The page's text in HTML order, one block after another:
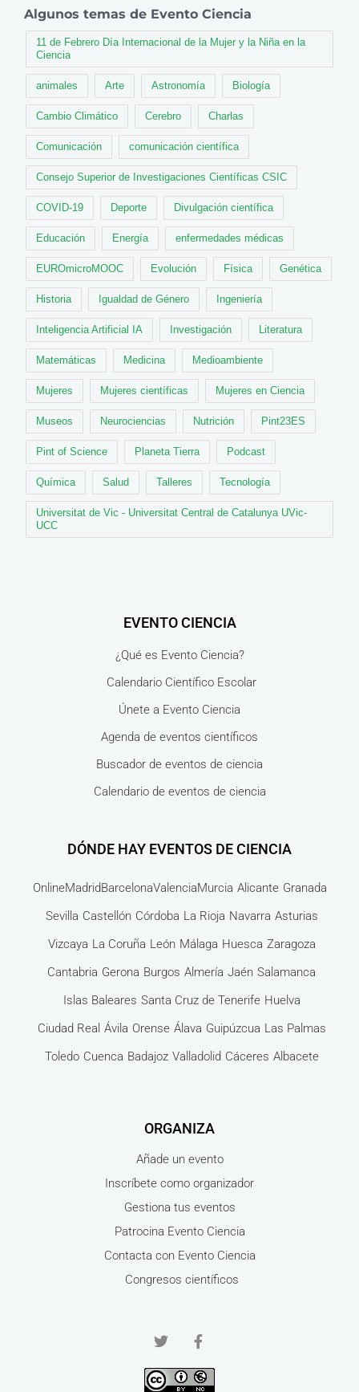
Algunos temas de Evento Ciencia
11 de Febrero Día Internacional de la Mujer y la Niña en la
Ciencia
animales Arte Astronomía Biología
Cambio Climático Cerebro Charlas
Comunicación comunicación científica
Consejo Superior de Investigaciones Científicas CSIC
COVID-19 Deporte Divulgación científica
Educación Energía enfermedades médicas
EUROmicroMOOC Evolución Física Genética
Historia Igualdad de Género Ingeniería
Inteligencia Artificial IA Investigación Literatura
Matemáticas Medicina Medioambiente
Mujeres Mujeres científicas Mujeres en Ciencia
Museos Neurociencias Nutrición Pint23ES
Pint of Science Planeta Tierra Podcast
Química Salud Talleres Tecnología
Universitat de Vic - Universitat Central de Catalunya UVic-
UCC
EVENTO CIENCIA
¿Qué es Evento Ciencia?
Calendario Científico Escolar
Únete a Evento Ciencia
Agenda de eventos científicos
Buscador de eventos de ciencia
Calendario de eventos de ciencia
DÓNDE HAY EVENTOS DE CIENCIA
OnlineMadridBarcelonaValenciaMurcia Alicante Granada
Sevilla Castellón Córdoba La Rioja Navarra Asturias
Vizcaya La Coruña León Málaga Huesca Zaragoza
Cantabria Gerona Burgos Almería Jaén Salamanca
Islas Baleares Santa Cruz de Tenerife Huelva
Ciudad Real Ávila Orense Álava Guipúzcua Las Palmas
Toledo Cuenca Badajoz Valladolid Cáceres Albacete
ORGANIZA
Añade un evento
Inscríbete como organizador
Gestiona tus eventos
Patrocina Evento Ciencia
Contacta con Evento Ciencia
Congresos científicos